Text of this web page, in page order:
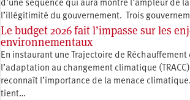
d’une séquence qui aura montré l’ampleur de
l’illégitimité du gouvernement. Trois
Le budget 2026 fait l’impasse sur les
environnementaux
En instaurant une Trajectoire de Réchauffement
l’adaptation au changement climatique
reconnaît l’importance de la menace
tient…